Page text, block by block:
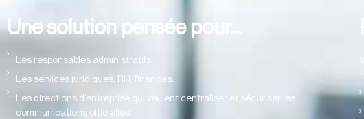
Une solution pensée pour...
Les responsables administratifs
Les services juridiques, RH, finances...
Les directions d’entreprise qui veulent centraliser et sécuriser les
communications officielles